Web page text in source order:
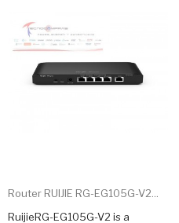
Router RUIJIE RG-EG105G-V2...
RuijieRG-EG105G-V2 is a